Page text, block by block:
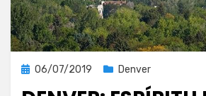
Publicada
06/07/2019 Denver